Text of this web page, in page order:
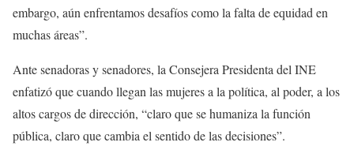
embargo, aún enfrentamos desafíos como la falta de equidad en
muchas áreas”.
Ante senadoras y senadores, la Consejera Presidenta del INE
enfatizó que cuando llegan las mujeres a la política, al poder, a los
altos cargos de dirección, “claro que se humaniza la función
pública, claro que cambia el sentido de las decisiones”.